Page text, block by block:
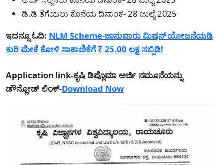
ಡಿ.ಡಿ ತೆಗೆಯಲು ಕೊನೆಯ ದಿನಾಂಕ- 28 ಜುಲೈ 2025
ಇದನ್ನೂ ಓದಿ: NLM Scheme-ಜಾನುವಾರು ಮಿಷನ್ ಯೋಜನೆಯಡಿ
ಕುರಿ ಮೇಕೆ ಕೋಳಿ ಸಾಕಾಣಿಕೆಗೆ ₹ 25.00 ಲಕ್ಷ ಸಬ್ಸಿಡಿ!
Application link-ಕೃಷಿ ಡಿಪ್ಲೊಮಾ ಅರ್ಜಿ ನಮೂನೆಯನ್ನು
ಡೌನ್ಲೋಡ್ ಲಿಂಕ್-Download Now